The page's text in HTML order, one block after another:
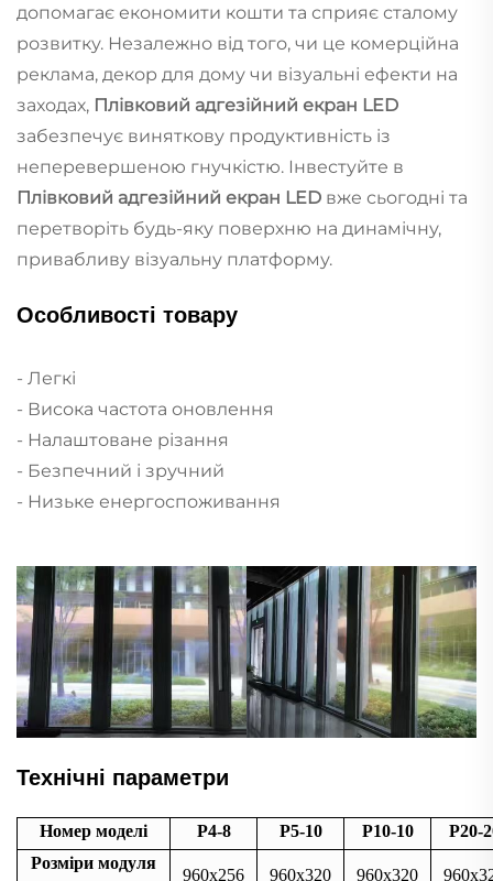
допомагає економити кошти та сприяє сталому
розвитку. Незалежно від того, чи це комерційна
реклама, декор для дому чи візуальні ефекти на
заходах, Плівковий адгезійний екран LED
забезпечує виняткову продуктивність із
неперевершеною гнучкістю. Інвестуйте в
Плівковий адгезійний екран LED вже сьогодні та
перетворіть будь-яку поверхню на динамічну,
привабливу візуальну платформу.
Особливості товару
- Легкі
- Висока частота оновлення
- Налаштоване різання
- Безпечний і зручний
- Низьке енергоспоживання
Технічні параметри
Номер моделі P4-8 P5-10 P10-10
P20-
Розміри модуля
960x256 960x320 960x320